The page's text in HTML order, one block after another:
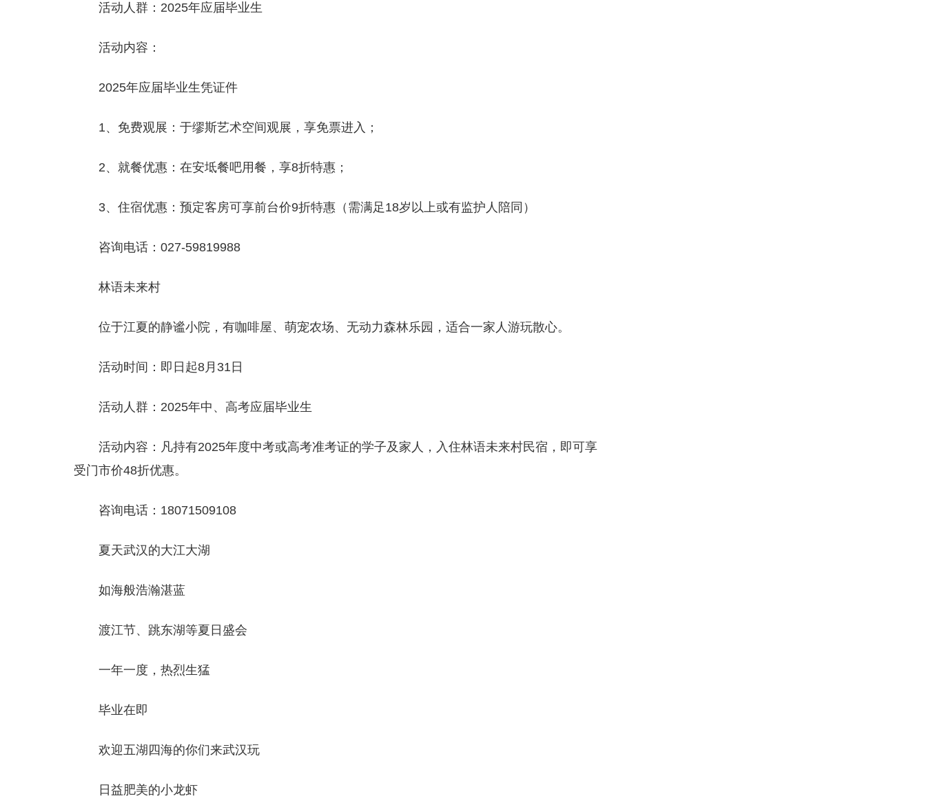
活动人群：2025年应届毕业生
活动内容：
2025年应届毕业生凭证件
1、免费观展：于缪斯艺术空间观展，享免票进入；
2、就餐优惠：在安坻餐吧用餐，享8折特惠；
3、住宿优惠：预定客房可享前台价9折特惠（需满足18岁以上或有监护人陪同）
咨询电话：027-59819988
林语未来村
位于江夏的静谧小院，有咖啡屋、萌宠农场、无动力森林乐园，适合一家人游玩散心。
活动时间：即日起8月31日
活动人群：2025年中、高考应届毕业生
活动内容：凡持有2025年度中考或高考准考证的学子及家人，入住林语未来村民宿，即可享
受门市价48折优惠。
咨询电话：18071509108
夏天武汉的大江大湖
如海般浩瀚湛蓝
渡江节、跳东湖等夏日盛会
一年一度，热烈生猛
毕业在即
欢迎五湖四海的你们来武汉玩
日益肥美的小龙虾